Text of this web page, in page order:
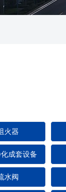
火器
成套设备
水阀